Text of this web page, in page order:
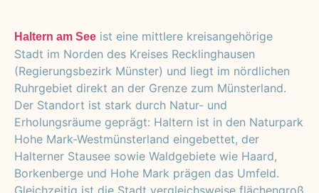
Haltern am See ist eine mittlere kreisangehörige
Stadt im Norden des Kreises Recklinghausen
(Regierungsbezirk Münster) und liegt im nördlichen
Ruhrgebiet direkt an der Grenze zum Münsterland.
Der Standort ist stark durch Natur- und
Erholungsräume geprägt: Haltern ist in den Naturpark
Hohe Mark-Westmünsterland eingebettet, der
Halterner Stausee sowie Waldgebiete wie Haard,
Borkenberge und Hohe Mark prägen das Umfeld.
Gleichzeitig ist die Stadt vergleichsweise flächengroß